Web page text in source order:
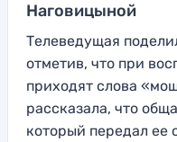
Наговицыной
Телеведущая
отметив, что при
приходят слова
рассказала, что
который передал ее